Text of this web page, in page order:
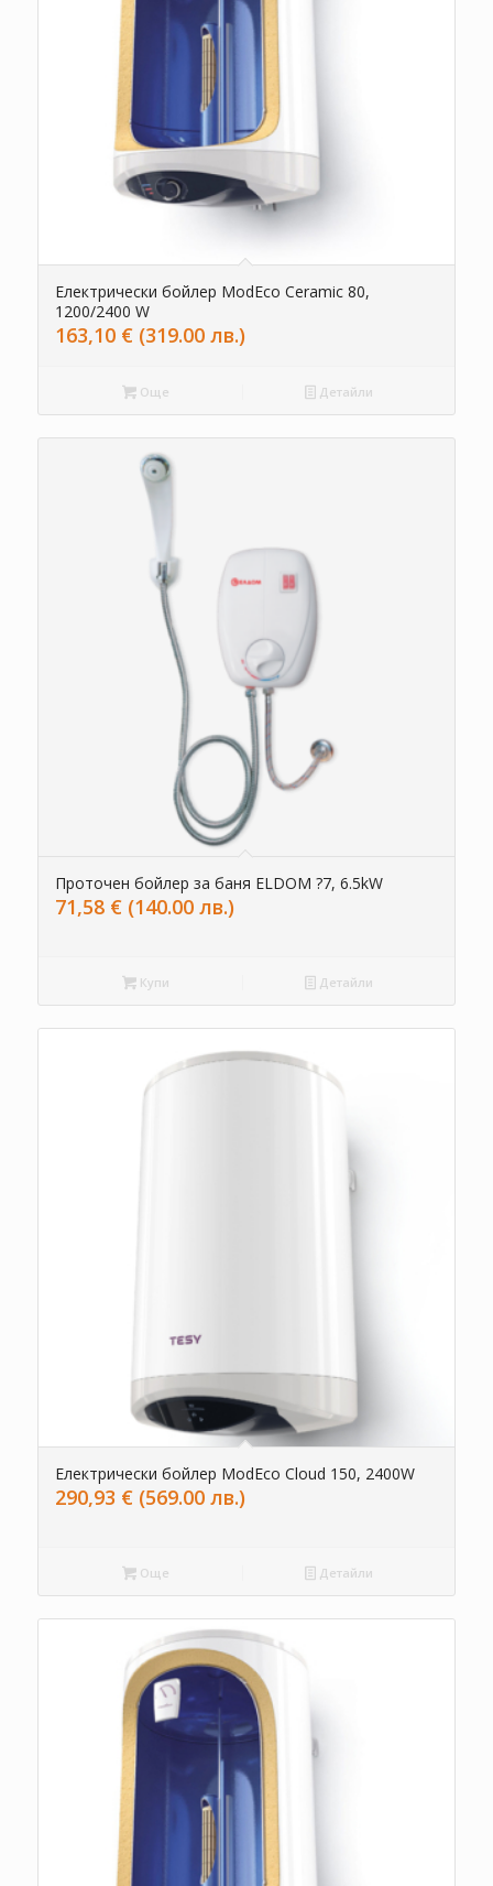
Електрически бойлер ModEco Ceramic 80,
1200/2400 W
163,10 € (319.00 лв.)
Още Детайли
Проточен бойлер за баня ELDOM ?7, 6.5kW
71,58 € (140.00 лв.)
Купи Детайли
Електрически бойлер ModEco Cloud 150, 2400W
290,93 € (569.00 лв.)
Още Детайли